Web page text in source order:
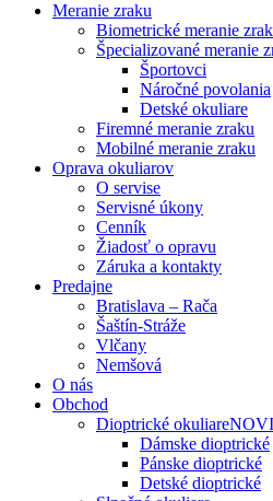
Meranie zraku
Biometrické meranie
Špecializované meranie
Športovci
Náročné povolania
Detské okuliare
Firemné meranie zraku
Mobilné meranie zraku
Oprava okuliarov
O servise
Servisné úkony
Cenník
Žiadosť o opravu
Záruka a kontakty
Predajne
Bratislava – Rača
Šaštín-Stráže
Vlčany
Nemšová
O nás
Obchod
Dioptrické okuliare
Dámske dioptrické
Pánske dioptrické
Detské dioptrické